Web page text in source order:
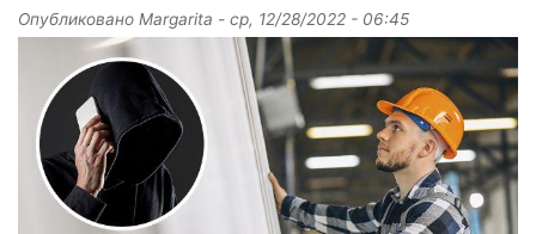
Опубликовано Margarita - ср, 12/28/2022 - 06:45